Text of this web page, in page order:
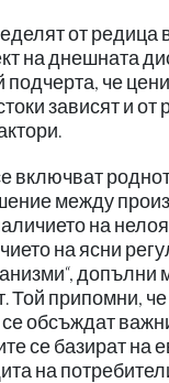
от
на днешната
че
зависят и от
включват
между
на
на ясни
допълни
Той припомни,
обсъждат
се базират на
на